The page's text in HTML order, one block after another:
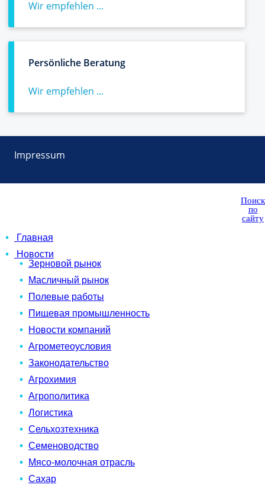
Wir empfehlen ...
Persönliche Beratung
Wir empfehlen ...
Impressum
Поиск
по
сайту
Главная
Новости
Зерновой рынок
Масличный рынок
Полевые работы
Пищевая промышленность
Новости компаний
Агрометеоусловия
Законодательство
Агрохимия
Агрополитика
Логистика
Сельхозтехника
Семеноводство
Мясо-молочная отрасль
Сахар